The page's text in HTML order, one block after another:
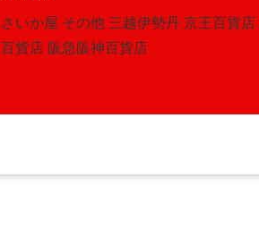
さいか屋 その他 三越伊勢丹 京王百貨店
百貨店 阪急阪神百貨店